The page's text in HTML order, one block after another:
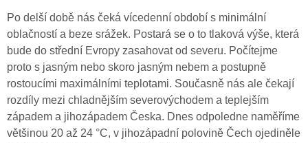
Po delší době nás čeká vícedenní období s minimální
oblačností a beze srážek. Postará se o to tlaková výše, která
bude do střední Evropy zasahovat od severu. Počítejme
proto s jasným nebo skoro jasným nebem a postupně
rostoucími maximálními teplotami. Současně nás ale čekají
rozdíly mezi chladnějším severovýchodem a teplejším
západem a jihozápadem Česka. Dnes odpoledne naměříme
většinou 20 až 24 °C, v jihozápadní polovině Čech ojediněle